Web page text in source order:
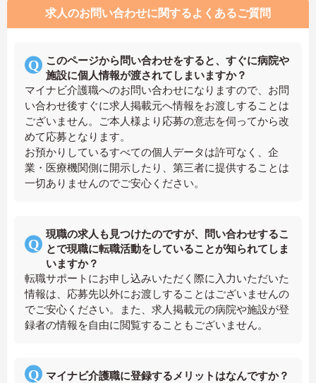
求人のお問い合わせに関するよくあるご質問
このページから問い合わせをすると、すぐに病院や
施設に個人情報が渡されてしまいますか？
マイナビ介護職へのお問い合わせになりますので、お問
い合わせ後すぐに求人掲載元へ情報をお渡しすることは
ございません。ご本人様より応募の意志を伺ってから改
めて応募となります。
お預かりしているすべての個人データは許可なく、企
業・医療機関側に開示したり、第三者に提供することは
一切ありませんのでご安心ください。
現職の求人も見つけたのですが、問い合わせするこ
とで現職に転職活動をしていることが知られてしま
いますか？
転職サポートにお申し込みいただく際に入力いただいた
情報は、応募先以外にお渡しすることはございませんの
でご安心ください。また、求人掲載元の病院や施設が登
録者の情報を自由に閲覧することもございません。
マイナビ介護職に登録するメリットはなんですか？